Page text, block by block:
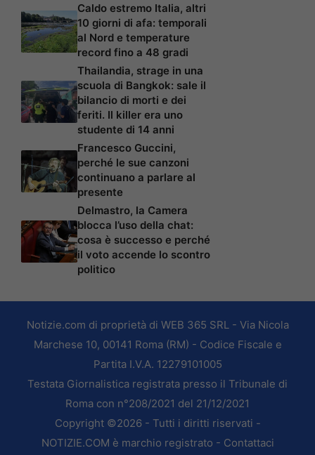
Caldo estremo Italia, altri
10 giorni di afa: temporali
al Nord e temperature
record fino a 48 gradi
Thailandia, strage in una
scuola di Bangkok: sale il
bilancio di morti e dei
feriti. Il killer era uno
studente di 14 anni
Francesco Guccini,
perché le sue canzoni
continuano a parlare al
presente
Delmastro, la Camera
blocca l’uso della chat:
cosa è successo e perché
il voto accende lo scontro
politico
Notizie.com di proprietà di WEB 365 SRL - Via Nicola
Marchese 10, 00141 Roma (RM) - Codice Fiscale e
Partita I.V.A. 12279101005
Testata Giornalistica registrata presso il Tribunale di
Roma con n°208/2021 del 21/12/2021
Copyright ©2026 - Tutti i diritti riservati -
NOTIZIE.COM è marchio registrato - Contattaci